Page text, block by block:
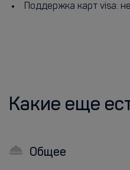
Поддержка карт visa:
Какие еще
Общее